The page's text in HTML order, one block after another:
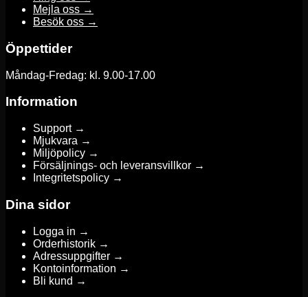
Mejla oss →
Besök oss →
Öppettider
Måndag-Fredag: kl. 9.00-17.00
Information
Support →
Mjukvara →
Miljöpolicy →
Försäljnings- och leveransvillkor →
Integritetspolicy →
Dina sidor
Logga in →
Orderhistorik →
Adressuppgifter →
Kontoinformation →
Bli kund →